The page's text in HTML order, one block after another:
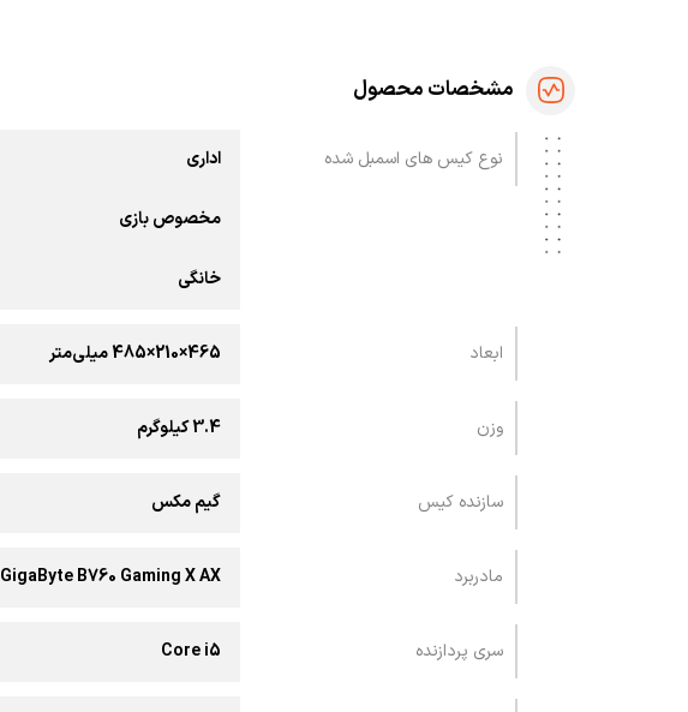
مشخصات محصول
نوع کیس های اسمبل شده اداری
مخصوص بازی
خانگی
ابعاد 465×210×485 میلی‌متر
وزن 3.4 کیلوگرم
سازنده کیس گیم مکس
مادربرد GigaByte B760 Gaming X AX
سری پردازنده Core i5